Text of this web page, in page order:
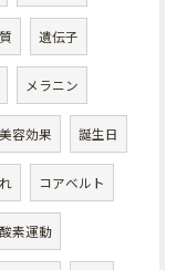
遺伝子
メラニン
美容効果 誕生日
コアベルト
素運動